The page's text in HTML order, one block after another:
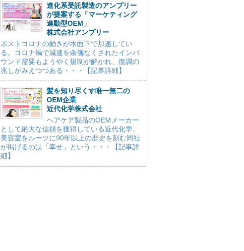
進化系受託製造のアンプリー
が提案する「マーケティング
連動型OEM」
株式会社アンプリー
ポストコロナの動きが水面下で加速してい
る。コロナ禍で減速を余儀なくされたインバ
ウンド需要もようやく規制が解かれ、復調の
兆しがみえつつある・・・【記事詳細】
髪を知り尽くす唯一無二の
OEM企業
近代化学株式会社
ヘアケア製品のOEMメーカー
として絶大な信頼を獲得している近代化学。
美容室をルーツに90年以上の歴史を刻む同社
が掲げるのは「幸せ」という・・・【記事詳
細】